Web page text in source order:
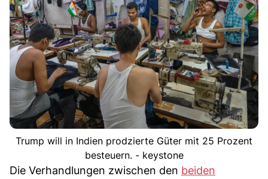
Trump will in Indien prodzierte Güter mit 25 Prozent
besteuern. - keystone
Die Verhandlungen zwischen den beiden